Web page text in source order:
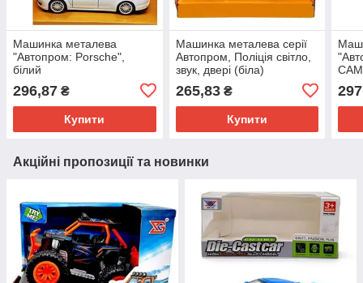
Машинка металева
"Автопром: Porsche",
білий
296,87 ₴
Купити
Машинка металева серії
Автопром, Поліція світло,
звук, двері (біла)
265,83₴
Купити
Акційні пропозиції та новинки